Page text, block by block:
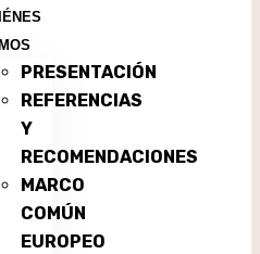
PRESENTACIÓN
REFERENCIAS
Y
RECOMENDACIONES
MARCO
COMÚN
EUROPEO